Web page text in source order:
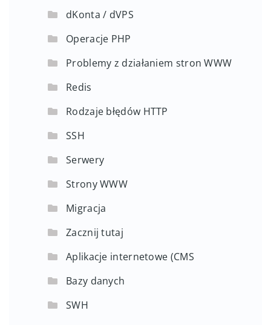
dKonta / dVPS
Operacje PHP
Problemy z działaniem stron WWW
Redis
Rodzaje błędów HTTP
SSH
Serwery
Strony WWW
Migracja
Zacznij tutaj
Aplikacje internetowe (CMS
Bazy danych
SWH